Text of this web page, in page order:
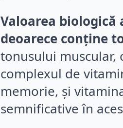
Valoarea
deoarece conține
tonusului
complexul de
memorie, și
semnificative în